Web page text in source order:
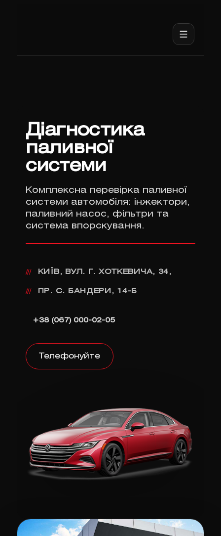
Діагностика
паливної
системи
Комплексна перевірка паливної
системи автомобіля: інжектори,
паливний насос, фільтри та
система впорскування.
/// КИЇВ, ВУЛ. Г. ХОТКЕВИЧА, 34,
/// ПР. С. БАНДЕРИ, 14-Б
+38 (067) 000-02-05
Телефонуйте